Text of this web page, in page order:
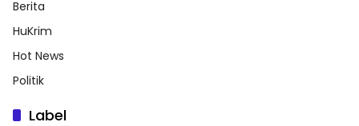
Berita
HuKrim
Hot News
Politik
Label